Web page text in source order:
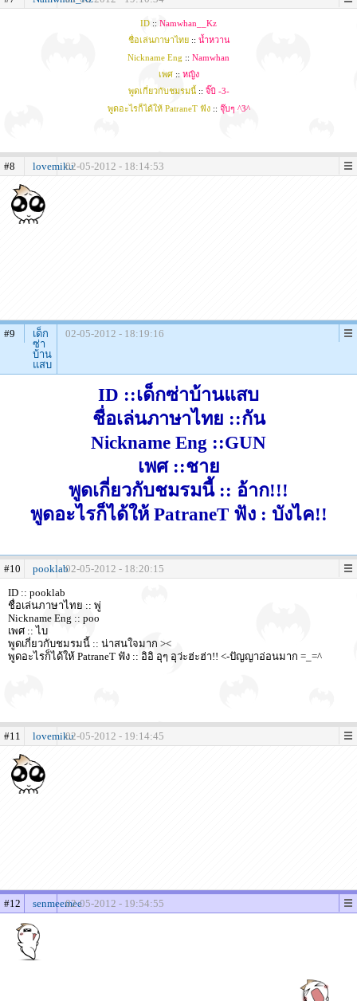
ID :: Namwhan__Kz
ชื่อเล่นภาษาไทย:: น้ำหวาน
Nickname Eng :: Namwhan
เพศ:: หญิง
พูดเกี่ยวกับชมรมนี้:: จิ๊บิ -3-
พูดอะไรก็ได้ให้ PatraneT ฟัง:: จุ๊บๆ ^3^
#8 lovemiku02-05-2012 - 18:14:53
#9
เด็ก
ซ่า
บ้าน
แสบ
02-05-2012 - 18:19:16
ID ::เด็กซ่าบ้านแสบ
ชื่อเล่นภาษาไทย ::กัน
Nickname Eng ::GUN
เพศ ::ชาย
พูดเกี่ยวกับชมรมนี้ :: อ้าก!!!
พูดอะไรก็ได้ให้ PatraneT ฟัง : บังไค!!
#10 pooklab02-05-2012 - 18:20:15
ID :: pooklab
ชื่อเล่นภาษาไทย :: พู่
Nickname Eng :: poo
เพศ :: ไบ
พูดเกี่ยวกับชมรมนี้ :: น่าสนใจมาก ><
พูดอะไรก็ได้ให้ PatraneT ฟัง :: อิอิ อุๆ อุว่ะฮ่ะฮ่า!! <-ปัญญาอ่อนมาก =_=^
#11 lovemiku02-05-2012 - 19:14:45
#12 senmeemee02-05-2012 - 19:54:55